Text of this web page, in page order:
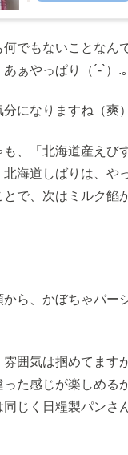
でもないことなん
ぁやっぱり（´-`）.
になりますね（爽）
、「北海道産えび
北海道しばりは、や
で、次はミルク餡
ら、かぼちゃバー
囲気は掴めてます
った感じが楽しめる
じく日糧製パンさ